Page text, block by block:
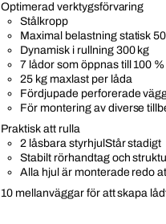
Optimerad verktygsförvaring
Stålkropp
Maximal belastning statisk
Dynamisk i rullning 300 kg
7 lådor som öppnas till 100 %
25 kg maxlast per låda
Fördjupade perforerade
För montering av diverse
Praktisk att rulla
2 låsbara styrhjulStår stadigt
Stabilt rörhandtag och
Alla hjul är monterade redo
10 mellanväggar för att skapa